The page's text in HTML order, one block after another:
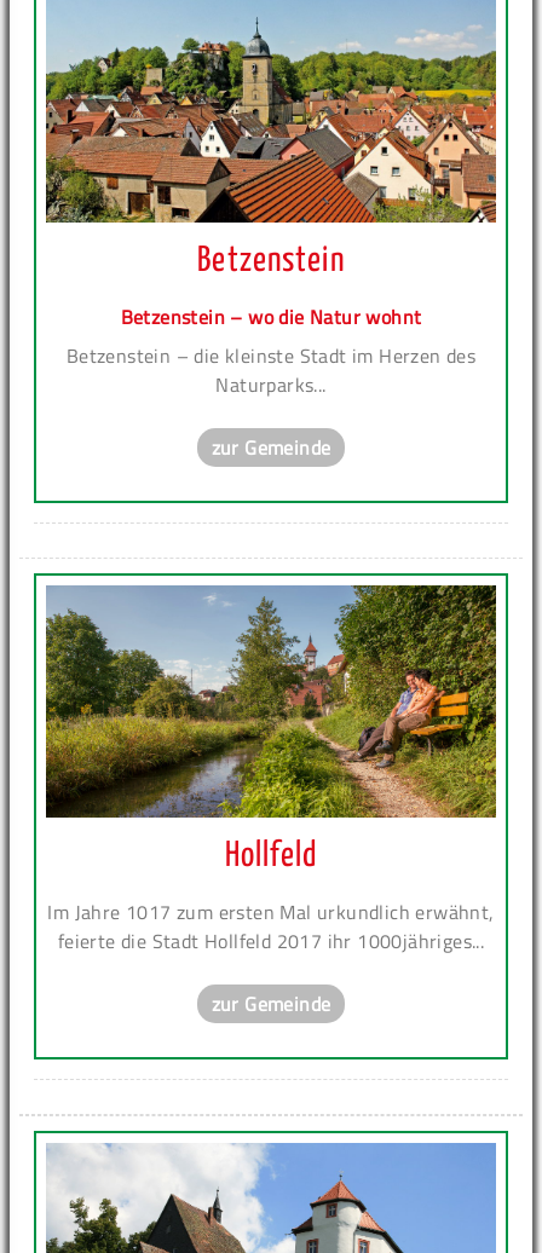
Betzenstein
Betzenstein – wo die Natur wohnt
Betzenstein – die kleinste Stadt im Herzen des
Naturparks...
zur Gemeinde
Hollfeld
Im Jahre 1017 zum ersten Mal urkundlich erwähnt,
feierte die Stadt Hollfeld 2017 ihr 1000jähriges...
zur Gemeinde